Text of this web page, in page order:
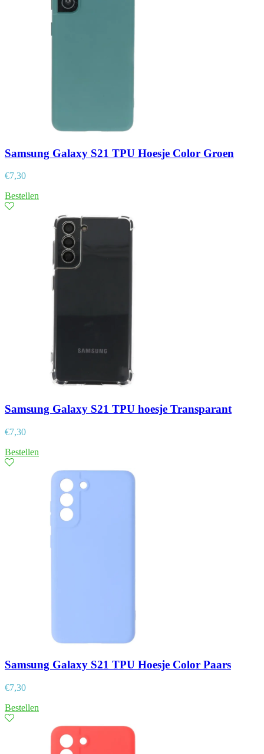
Samsung Galaxy S21 TPU Hoesje Color Groen
€7,30
Bestellen
Samsung Galaxy S21 TPU hoesje Transparant
€7,30
Bestellen
Samsung Galaxy S21 TPU Hoesje Color Paars
€7,30
Bestellen